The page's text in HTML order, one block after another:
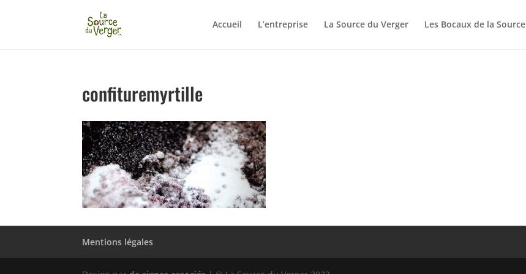
Accueil L’entreprise La Source du Verger Les Bocaux de la Source
confituremyrtille
Mentions légales